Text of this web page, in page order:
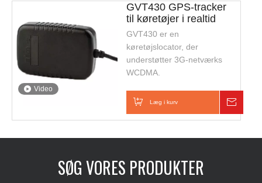
Video
GVT430 GPS-tracker
til køretøjer i realtid
GVT430 er en
køretøjslocator, der
understøtter 3G-netværks
WCDMA.
Læg i kurv
SØG VORES PRODUKTER